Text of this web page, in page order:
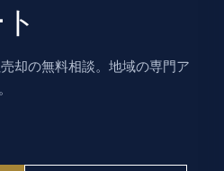
却の無料相談。地域の専門ア